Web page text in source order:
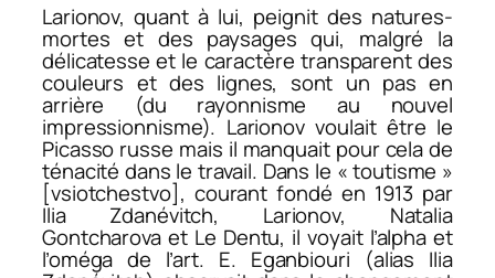
Larionov, quant à lui, peignit des natures-
mortes et des paysages qui, malgré la
délicatesse et le caractère transparent des
couleurs et des lignes, sont un pas en
arrière (du rayonnisme au nouvel
impressionnisme). Larionov voulait être le
Picasso russe mais il manquait pour cela de
ténacité dans le travail. Dans le « toutisme »
[vsiotchestvo], courant fondé en 1913 par
Ilia Zdanévitch, Larionov, Natalia
Gontcharova et Le Dentu, il voyait l’alpha et
l’oméga de l’art. E. Eganbiouri (alias Ilia